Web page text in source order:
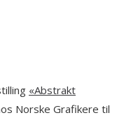
«Abstrakt
Norske Grafikere til